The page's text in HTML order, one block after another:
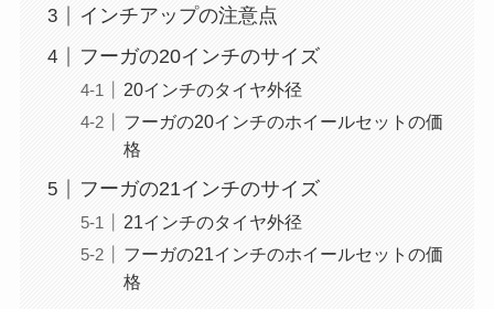
インチアップの注意点
フーガの20インチのサイズ
20インチのタイヤ外径
フーガの20インチのホイールセットの価
格
フーガの21インチのサイズ
21インチのタイヤ外径
フーガの21インチのホイールセットの価
格